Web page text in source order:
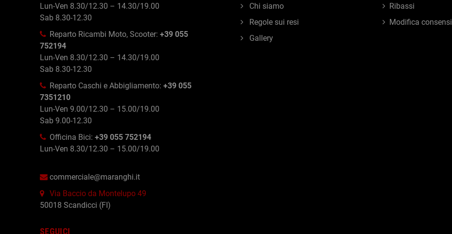
Lun-Ven 8.30/12.30 – 14.30/19.00
Sab 8.30-12.30
Reparto Ricambi Moto, Scooter: +39 055
752194
Lun-Ven 8.30/12.30 – 14.30/19.00
Sab 8.30-12.30
Reparto Caschi e Abbigliamento: +39 055
7351210
Lun-Ven 9.00/12.30 – 15.00/19.00
Sab 9.00-12.30
Officina Bici: +39 055 752194
Lun-Ven 8.30/12.30 – 15.00/19.00
commerciale@maranghi.it
Via Baccio da Montelupo 49
50018 Scandicci (FI)
SEGUICI
Ribassi
Modifica consensi
Chi siamo
Regole sui resi
Gallery